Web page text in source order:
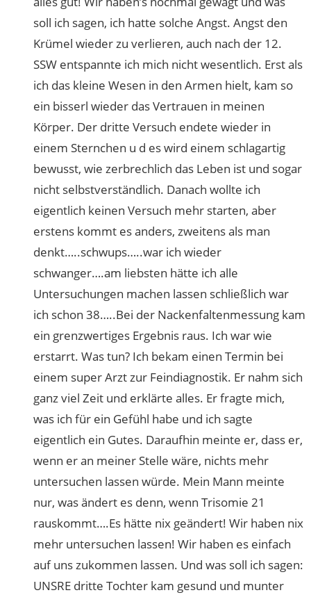
soll ich sagen, ich hatte solche Angst. Angst den
Krümel wieder zu verlieren, auch nach der 12.
SSW entspannte ich mich nicht wesentlich. Erst als
ich das kleine Wesen in den Armen hielt, kam so
ein bisserl wieder das Vertrauen in meinen
Körper. Der dritte Versuch endete wieder in
einem Sternchen u d es wird einem schlagartig
bewusst, wie zerbrechlich das Leben ist und sogar
nicht selbstverständlich. Danach wollte ich
eigentlich keinen Versuch mehr starten, aber
erstens kommt es anders, zweitens als man
denkt…..schwups…..war ich wieder
schwanger….am liebsten hätte ich alle
Untersuchungen machen lassen schließlich war
ich schon 38…..Bei der Nackenfaltenmessung kam
ein grenzwertiges Ergebnis raus. Ich war wie
erstarrt. Was tun? Ich bekam einen Termin bei
einem super Arzt zur Feindiagnostik. Er nahm sich
ganz viel Zeit und erklärte alles. Er fragte mich,
was ich für ein Gefühl habe und ich sagte
eigentlich ein Gutes. Daraufhin meinte er, dass er,
wenn er an meiner Stelle wäre, nichts mehr
untersuchen lassen würde. Mein Mann meinte
nur, was ändert es denn, wenn Trisomie 21
rauskommt….Es hätte nix geändert! Wir haben nix
mehr untersuchen lassen! Wir haben es einfach
auf uns zukommen lassen. Und was soll ich sagen:
UNSRE dritte Tochter kam gesund und munter